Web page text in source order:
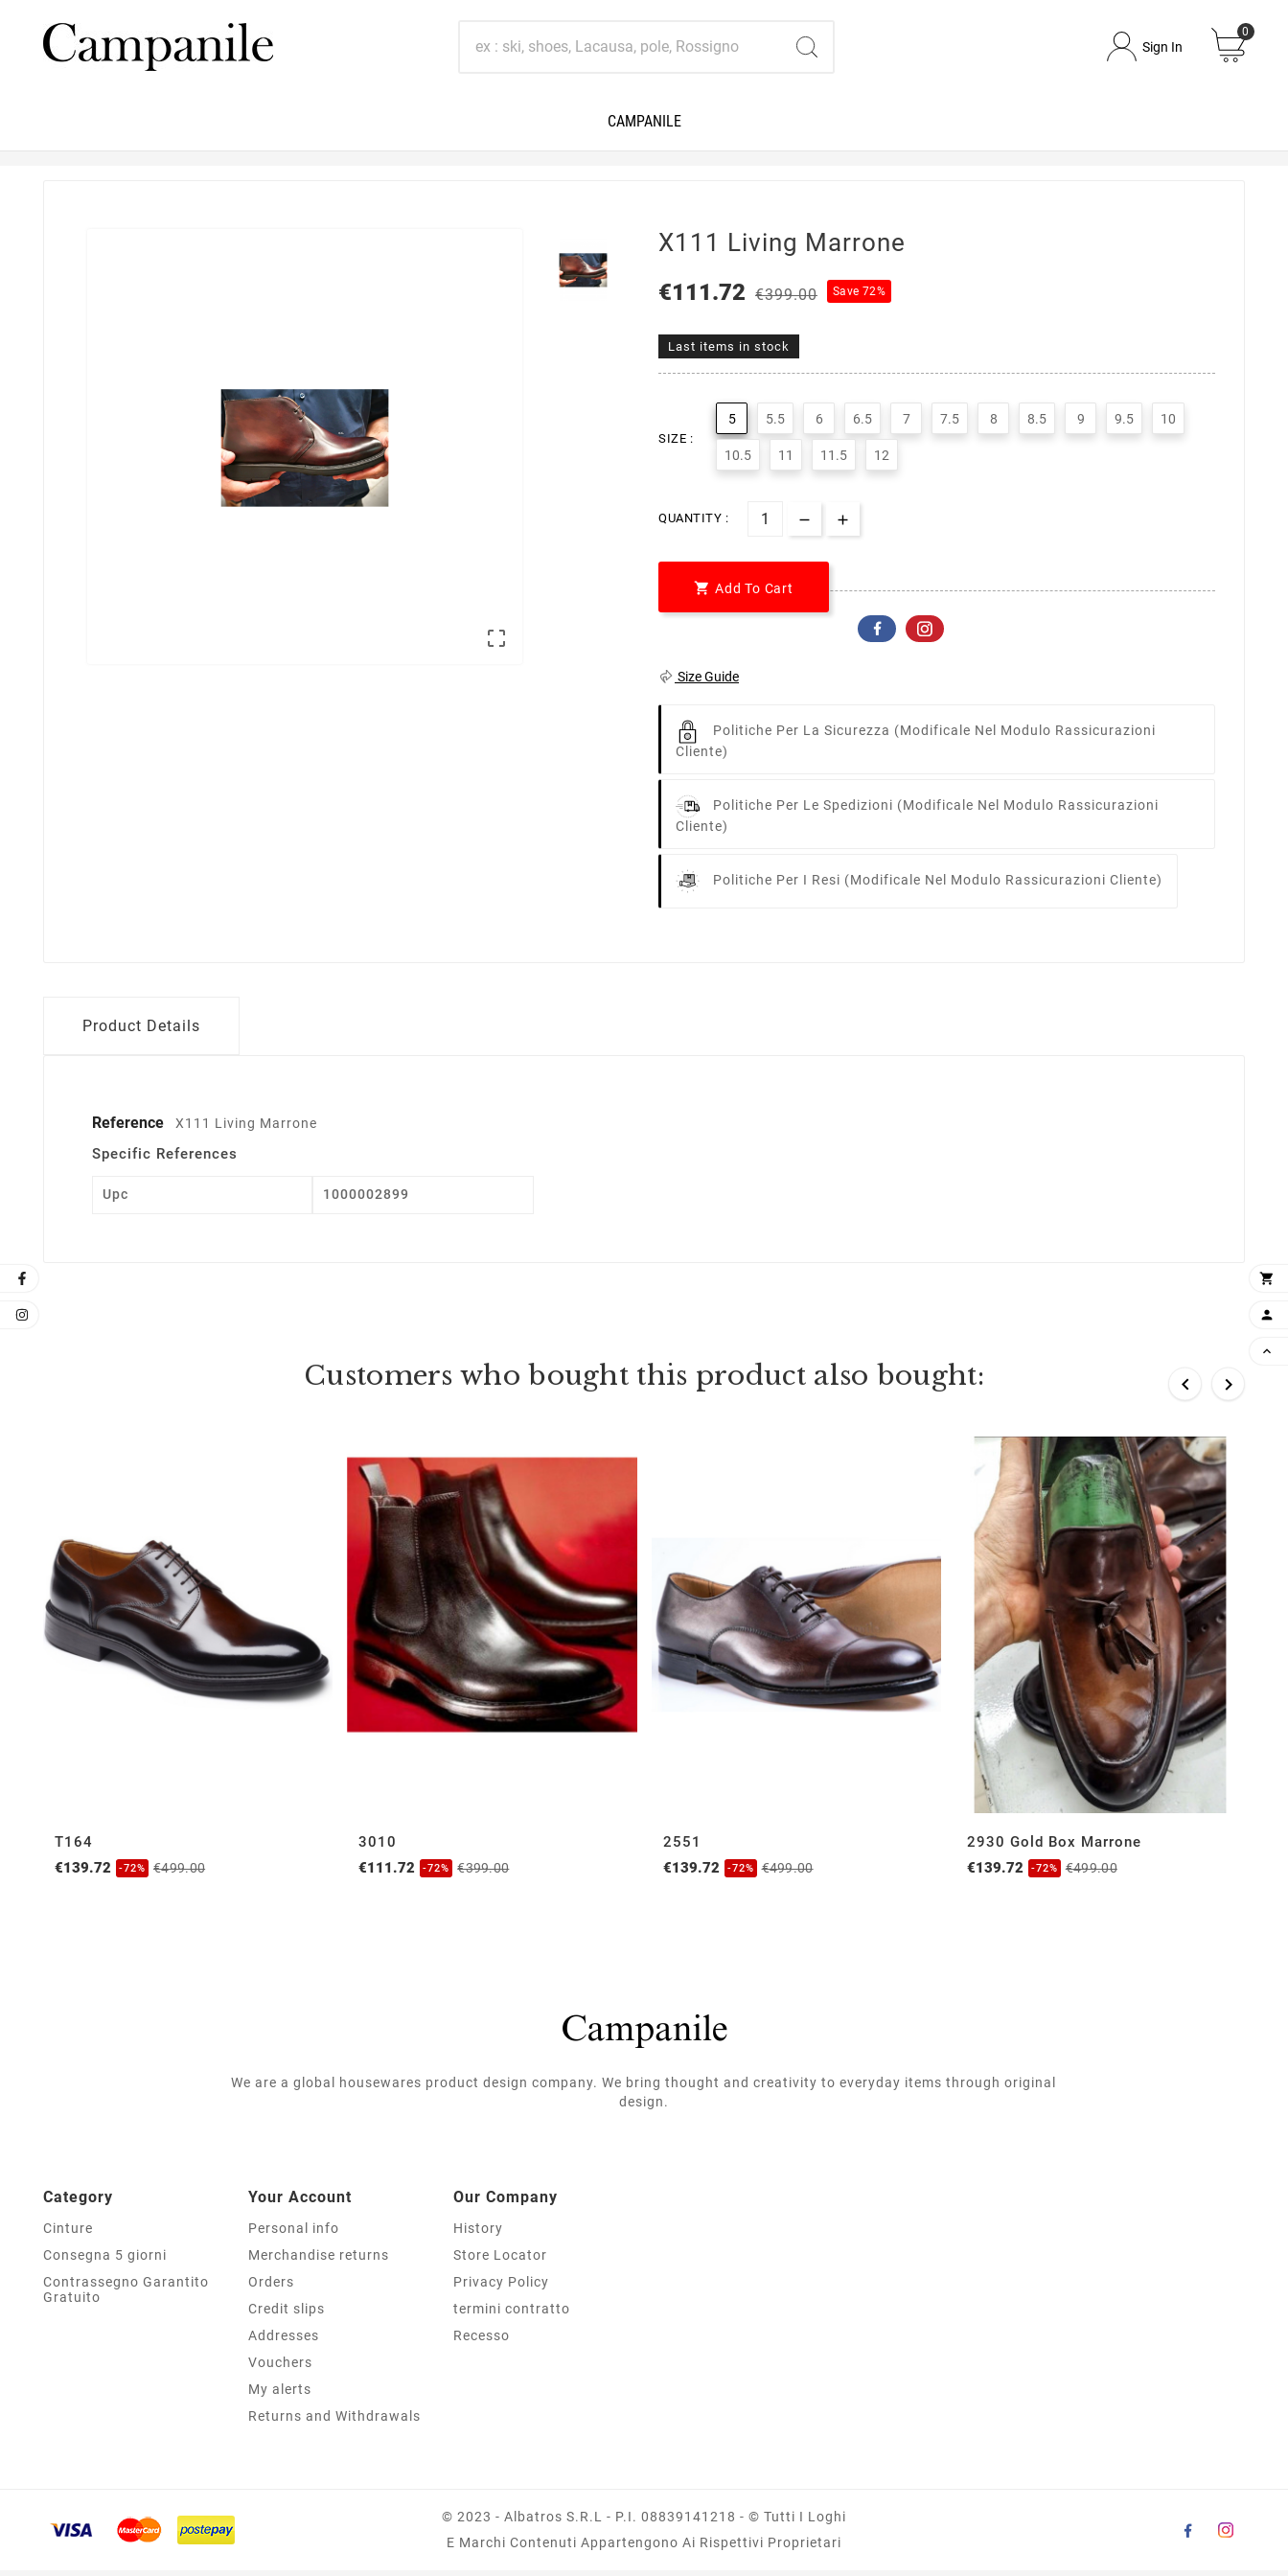
Sign In
0
CAMPANILE

X111 Living Marrone
€111.72 €399.00 Save 72%
Last items in stock
SIZE :
5 5.5 6 6.5 7 7.5 8 8.5 9 9.5 10
10.5 11 11.5 12
QUANTITY :
 Add To Cart
Size Guide
Politiche Per La Sicurezza (modificale Nel Modulo Rassicurazioni
Cliente)
Politiche Per Le Spedizioni (modificale Nel Modulo Rassicurazioni
Cliente)
Politiche Per I Resi (modificale Nel Modulo Rassicurazioni Cliente)
Product Details
Reference X111 Living Marrone
Specific References
Upc 1000002899
Customers who bought this product also bought:  
T164
€139.72
-72% €499.00
3010
€111.72
-72% €399.00
2551
€139.72
-72% €499.00
2930 Gold Box Marrone
€139.72
-72% €499.00
We are a global housewares product design company. We bring thought and creativity to everyday items through original
design.
Category
Cinture
Consegna 5 giorni
Contrassegno Garantito
Gratuito
Your Account
Personal info
Merchandise returns
Orders
Credit slips
Addresses
Vouchers
My alerts
Returns and Withdrawals
Our Company
History
Store Locator
Privacy Policy
termini contratto
Recesso



© 2023 - Albatros S.r.l - P.I. 08839141218 - © Tutti I Loghi
E Marchi Contenuti Appartengono Ai Rispettivi Proprietari